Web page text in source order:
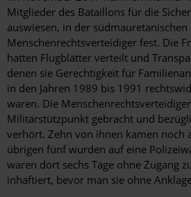
Mitglieder des Bataillons für die
auswiesen, in der südmauretanischen
Menschenrechtsverteidiger fest. Die
hatten Flugblätter verteilt und
denen sie Gerechtigkeit für
in den Jahren 1989 bis 1991
waren. Die
Militärstützpunkt gebracht und
verhört. Zehn von ihnen kamen noch
übrigen fünf wurden auf eine
waren dort sechs Tage ohne Zugang
inhaftiert, bevor man sie ohne